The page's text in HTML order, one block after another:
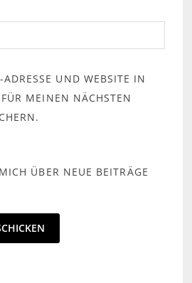
UND WEBSITE IN
MEINEN NÄCHSTEN
ÜBER NEUE BEITRÄGE